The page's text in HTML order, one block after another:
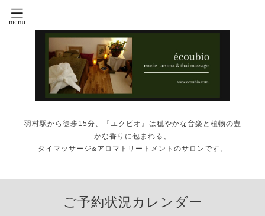
羽村駅から徒歩15分、『エクビオ』は穏やかな音楽と植物の豊
かな香りに包まれる、
タイマッサージ&アロマトリートメントのサロンです。
ご予約状況カレンダー